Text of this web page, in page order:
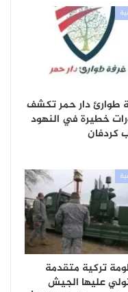
طوارئ دار حمر تكشف
خطيرة في النهود
كردفان
تركية متقدمة
عليها الجيش